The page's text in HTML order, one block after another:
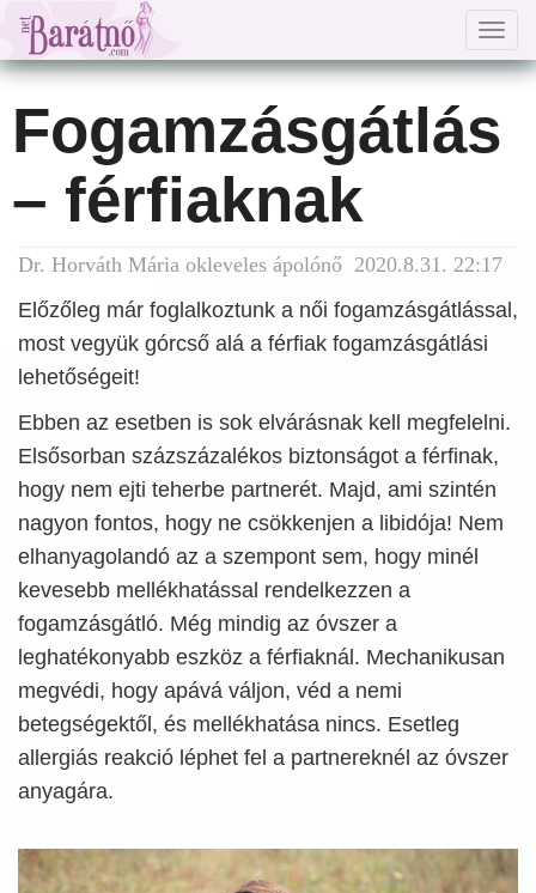
Fogamzásgátlás
– férfiaknak
Dr. Horváth Mária okleveles ápolónő 2020.8.31. 22:17
Előzőleg már foglalkoztunk a női fogamzásgátlással,
most vegyük górcső alá a férfiak fogamzásgátlási
lehetőségeit!
Ebben az esetben is sok elvárásnak kell megfelelni.
Elsősorban százszázalékos biztonságot a férfinak,
hogy nem ejti teherbe partnerét. Majd, ami szintén
nagyon fontos, hogy ne csökkenjen a libidója! Nem
elhanyagolandó az a szempont sem, hogy minél
kevesebb mellékhatással rendelkezzen a
fogamzásgátló. Még mindig az óvszer a
leghatékonyabb eszköz a férfiaknál. Mechanikusan
megvédi, hogy apává váljon, véd a nemi
betegségektől, és mellékhatása nincs. Esetleg
allergiás reakció léphet fel a partnereknél az óvszer
anyagára.